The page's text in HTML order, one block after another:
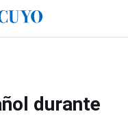
durante